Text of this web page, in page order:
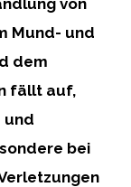
von
Mund- und
dem
fällt auf,
und
bei